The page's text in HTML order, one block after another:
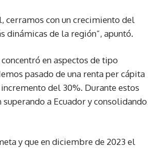
cerramos con un crecimiento del
dinámicas de la región”, apuntó.
en aspectos de tipo
pasado de una renta per cápita
incremento del 30%. Durante estos
a Ecuador y consolidando
y que en diciembre de 2023 el